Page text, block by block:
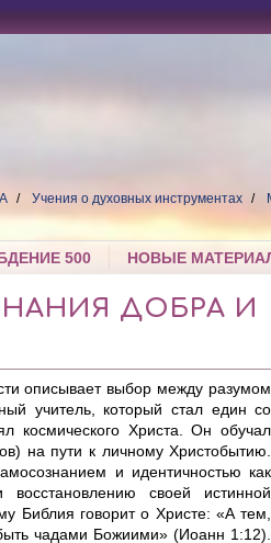
Учения о духовных инструментах
500 НОВЫЕ
ДОБРА И
описывает выбор между разумом
учитель, который стал един со
космического Христа. Он обучал
на пути к личному Христобытию.
и идентичностью как
своей истинной
Библия говорит о Христе: «А тем,
чадами Божиими» (Иоанн 1:12).